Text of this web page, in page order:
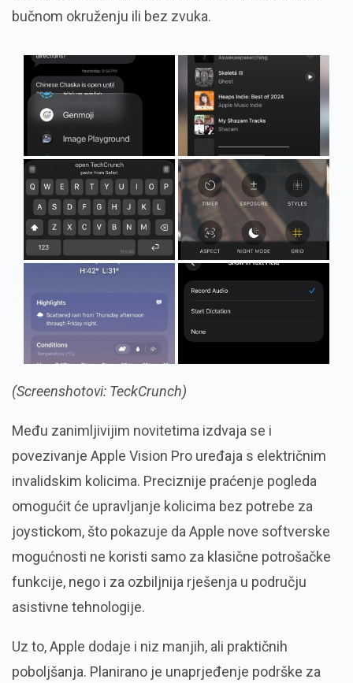
bučnom okruženju ili bez zvuka.
(Screenshotovi: TeckCrunch)
Među zanimljivijim novitetima izdvaja se i
povezivanje Apple Vision Pro uređaja s električnim
invalidskim kolicima. Preciznije praćenje pogleda
omogućit će upravljanje kolicima bez potrebe za
joystickom, što pokazuje da Apple nove softverske
mogućnosti ne koristi samo za klasične potrošačke
funkcije, nego i za ozbiljnija rješenja u području
asistivne tehnologije.
Uz to, Apple dodaje i niz manjih, ali praktičnih
poboljšanja. Planirano je unaprjeđenje podrške za